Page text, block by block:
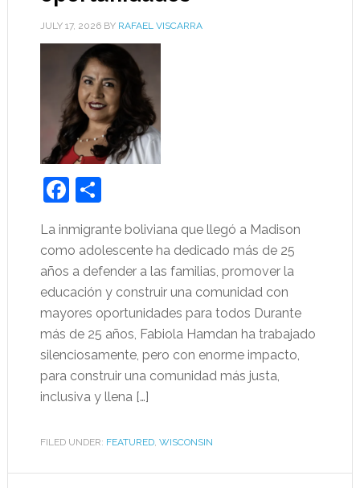
JULY 17, 2026BY RAFAEL VISCARRA
Facebook
Share
La inmigrante boliviana que llegó a Madison
como adolescente ha dedicado más de 25
años a defender a las familias, promover la
educación y construir una comunidad con
mayores oportunidades para todos Durante
más de 25 años, Fabiola Hamdan ha trabajado
silenciosamente, pero con enorme impacto,
para construir una comunidad más justa,
inclusiva y llena […]
FILED UNDER: FEATURED, WISCONSIN